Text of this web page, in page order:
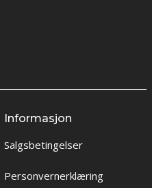
Informasjon
Salgsbetingelser
Personvernerklæring